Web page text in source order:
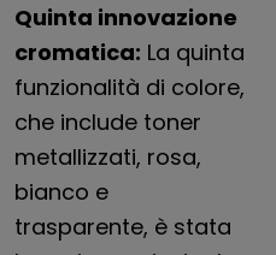
Quinta innovazione
cromatica: La quinta
funzionalità di colore,
che include toner
metallizzati, rosa,
bianco e
trasparente, è stata